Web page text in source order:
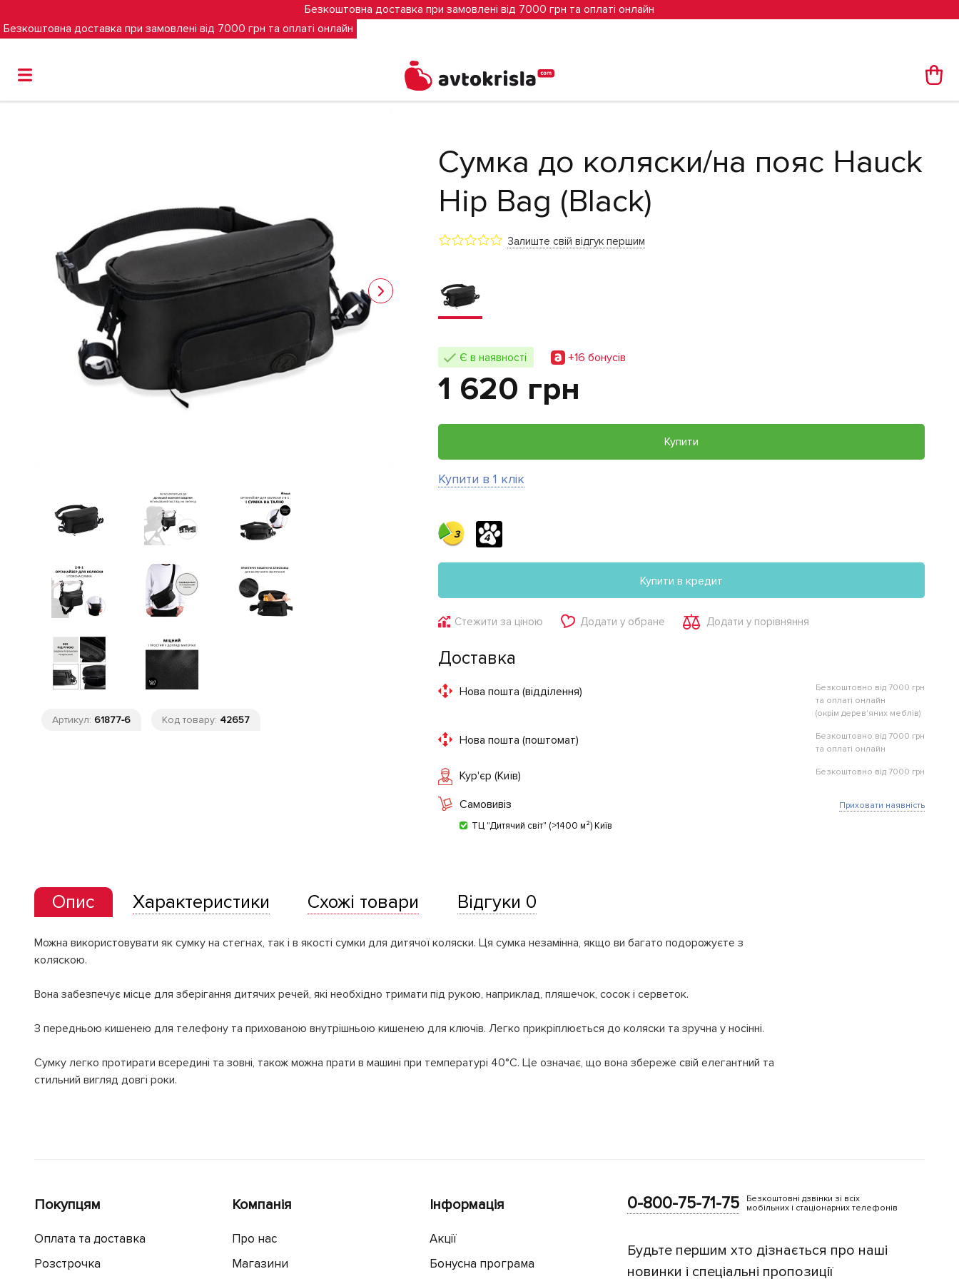
Безкоштовна доставка при замовлені від 7000 грн та оплаті онлайн
Безкоштовна доставка при замовлені від 7000 грн та оплаті онлайн
Артикул: 61877-6 Код товару: 42657
Сумка до коляски/на пояс Hauck
Hip Bag (Black)
Залиште свій відгук першим
Є в наявності +16 бонусiв
1 620 грн
Купити
Купити в 1 клік
3 4
Купити в кредит
Стежити за ціною Додати у обране Додати у порівняння
Доставка
Нова пошта (відділення)
Безкоштовно від 7000 грн
та оплаті онлайн
(окрім дерев'яних меблів)
Нова пошта (поштомат)
Безкоштовно від 7000 грн
та оплаті онлайн
Кур'єр (Київ) Безкоштовно від 7000 грн
Самовивіз
ТЦ "Дитячий світ" (>1400 м²) Київ
Приховати наявність
Опис Характеристики Схожі товари Відгуки 0
Можна використовувати як сумку на стегнах, так і в якості сумки для дитячої коляски. Ця сумка незамінна, якщо ви багато подорожуєте з
коляскою.
Вона забезпечує місце для зберігання дитячих речей, які необхідно тримати під рукою, наприклад, пляшечок, сосок і серветок.
З передньою кишенею для телефону та прихованою внутрішньою кишенею для ключів. Легко прикріплюється до коляски та зручна у носінні.
Сумку легко протирати всередині та зовні, також можна прати в машині при температурі 40°C. Це означає, що вона збереже свій елегантний та
стильний вигляд довгі роки.
Покупцям
Оплата та доставка
Розстрочка
Компанія
Про нас
Магазини
Інформація
Акції
Бонусна програма
0-800-75-71-75
Безкоштовні дзвінки зі всіх
мобільних і стаціонарних телефонів
Будьте першим хто дізнається про наші
новинки і спеціальні пропозиції